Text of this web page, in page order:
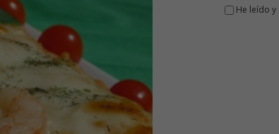
He leído y